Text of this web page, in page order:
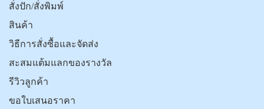
สั่งปัก/สั่งพิมพ์
สินค้า
วิธีการสั่งซื้อและจัดส่ง
สะสมแต้มแลกของรางวัล
รีวิวลูกค้า
ขอใบเสนอราคา